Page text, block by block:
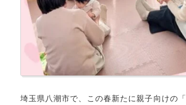
埼玉県八潮市で、この春新たに親子向けの「